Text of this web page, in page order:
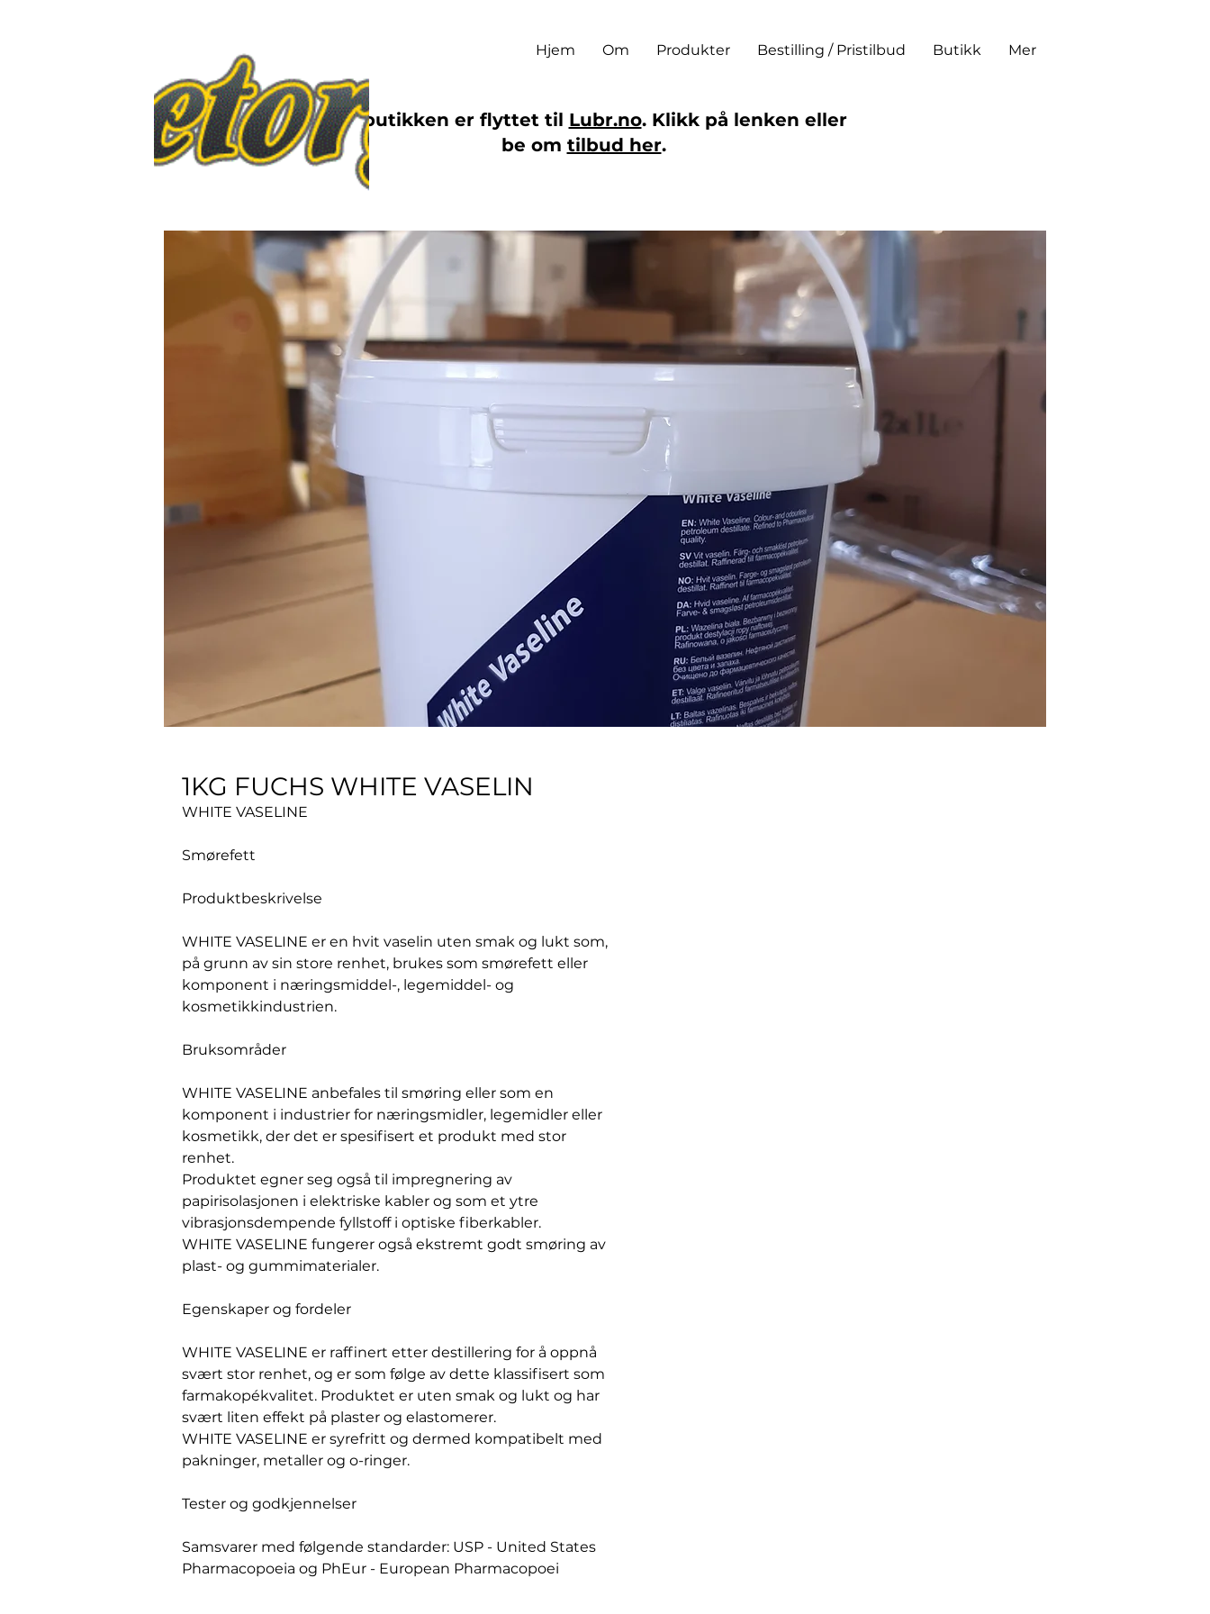
Hjem Om Produkter Bestilling / Pristilbud Butikk Mer
1KG FUCHS WHITE VASELIN
WHITE VASELINE
Smørefett
Produktbeskrivelse
WHITE VASELINE er en hvit vaselin uten smak og lukt som,
på grunn av sin store renhet, brukes som smørefett eller
komponent i næringsmiddel-, legemiddel- og
kosmetikkindustrien.
Bruksområder
WHITE VASELINE anbefales til smøring eller som en
komponent i industrier for næringsmidler, legemidler eller
kosmetikk, der det er spesifisert et produkt med stor
renhet.
Produktet egner seg også til impregnering av
papirisolasjonen i elektriske kabler og som et ytre
vibrasjonsdempende fyllstoff i optiske fiberkabler.
WHITE VASELINE fungerer også ekstremt godt smøring av
plast- og gummimaterialer.
Egenskaper og fordeler
WHITE VASELINE er raffinert etter destillering for å oppnå
svært stor renhet, og er som følge av dette klassifisert som
farmakopékvalitet. Produktet er uten smak og lukt og har
svært liten effekt på plaster og elastomerer.
WHITE VASELINE er syrefritt og dermed kompatibelt med
pakninger, metaller og o-ringer.
Tester og godkjennelser
Samsvarer med følgende standarder: USP - United States
Pharmacopoeia og PhEur - European Pharmacopoei
Nettbutikken er flyttet til Lubr.no. Klikk på lenken eller
be om tilbud her.